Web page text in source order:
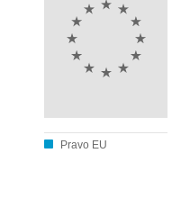
Pravo EU